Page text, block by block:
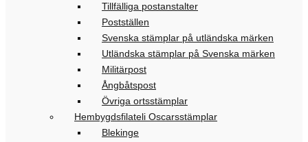
Tillfälliga postanstalter
Postställen
Svenska stämplar på utländska märken
Utländska stämplar på Svenska märken
Militärpost
Ångbåtspost
Övriga ortsstämplar
Hembygdsfilateli Oscarsstämplar
Blekinge